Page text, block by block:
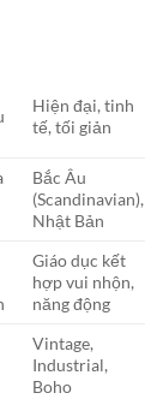
Hiện đại, tinh
tế, tối giản
Bắc Âu
(Scandinavian),
Nhật Bản
Giáo dục kết
hợp vui nhộn,
năng động
Vintage,
Industrial,
Boho